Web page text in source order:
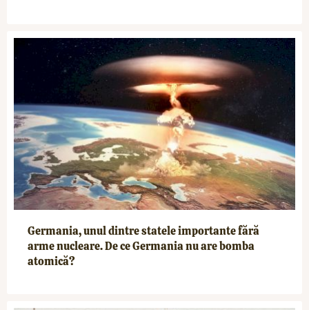
Germania, unul dintre statele importante fără
arme nucleare. De ce Germania nu are bomba
atomică?